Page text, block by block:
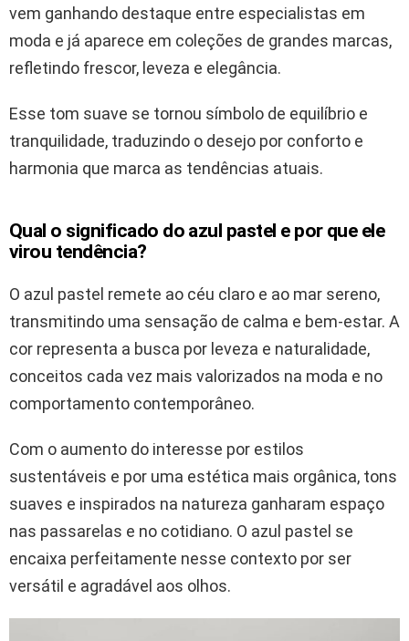
vem ganhando destaque entre especialistas em
moda e já aparece em coleções de grandes marcas,
refletindo frescor, leveza e elegância.
Esse tom suave se tornou símbolo de equilíbrio e
tranquilidade, traduzindo o desejo por conforto e
harmonia que marca as tendências atuais.
Qual o significado do azul pastel e por que ele
virou tendência?
O azul pastel remete ao céu claro e ao mar sereno,
transmitindo uma sensação de calma e bem-estar. A
cor representa a busca por leveza e naturalidade,
conceitos cada vez mais valorizados na moda e no
comportamento contemporâneo.
Com o aumento do interesse por estilos
sustentáveis e por uma estética mais orgânica, tons
suaves e inspirados na natureza ganharam espaço
nas passarelas e no cotidiano. O azul pastel se
encaixa perfeitamente nesse contexto por ser
versátil e agradável aos olhos.